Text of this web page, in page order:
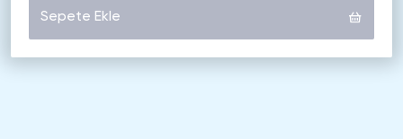
Sepete Ekle